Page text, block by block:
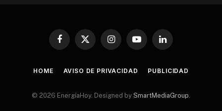
Facebook
X
InstagramYouTubeLinkedIn
HOME AVISO DE PRIVACIDAD PUBLICIDAD
© 2026 EnergíaHoy. Designed by SmartMediaGroup.